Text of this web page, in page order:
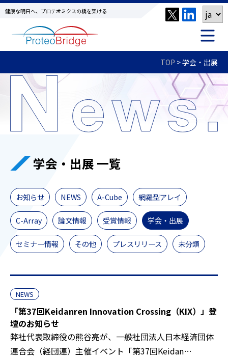
健康な明日へ、プロテオミクスの橋を架ける
TOP >学会・出展
学会・出展 一覧
お知らせ NEWS A-Cube 網羅型アレイ
C-Array 論文情報 受賞情報 学会・出展
セミナー情報 その他 プレスリリース 未分類
NEWS
「第37回Keidanren Innovation Crossing（KIX）」登
壇のお知らせ
弊社代表取締役の熊谷亮が、一般社団法人日本経済団体
連合会（経団連）主催イベント「第37回Keidan…